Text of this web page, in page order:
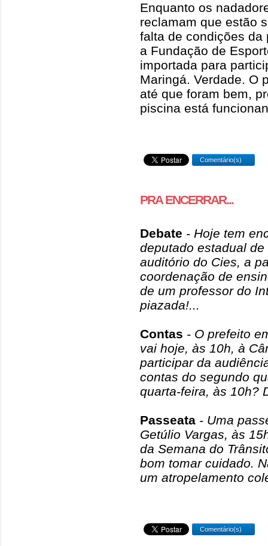
Enquanto os
reclamam que estão
falta de condições da
a Fundação de
importada para
Maringá. Verdade. O
até que foram bem,
piscina está
Comentário(s)
PRA ENCERRAR...
Debate - Hoje tem
deputado estadual
auditório do Cies, a
coordenação de
de um professor do
piazada!...
Contas - O prefeito
vai hoje, às 10h, à
participar da
contas do segundo
quarta-feira, às 10h?
Passeata - Uma
Getúlio Vargas, às
da Semana do
bom tomar cuidado.
um atropelamento
Comentário(s)